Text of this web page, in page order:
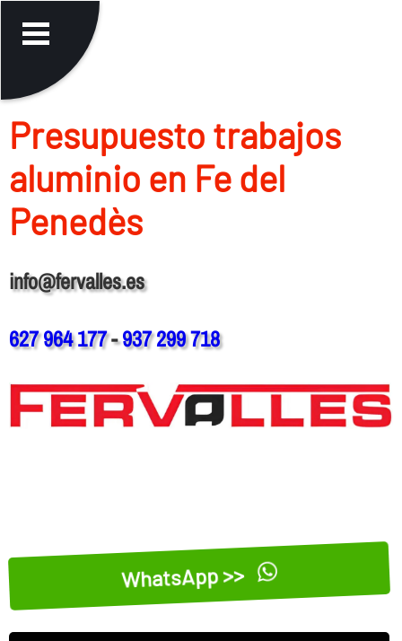
Presupuesto trabajos
aluminio en Fe del
Penedès
info@fervalles.es
627 964 177-937 299 718
WhatsApp >>